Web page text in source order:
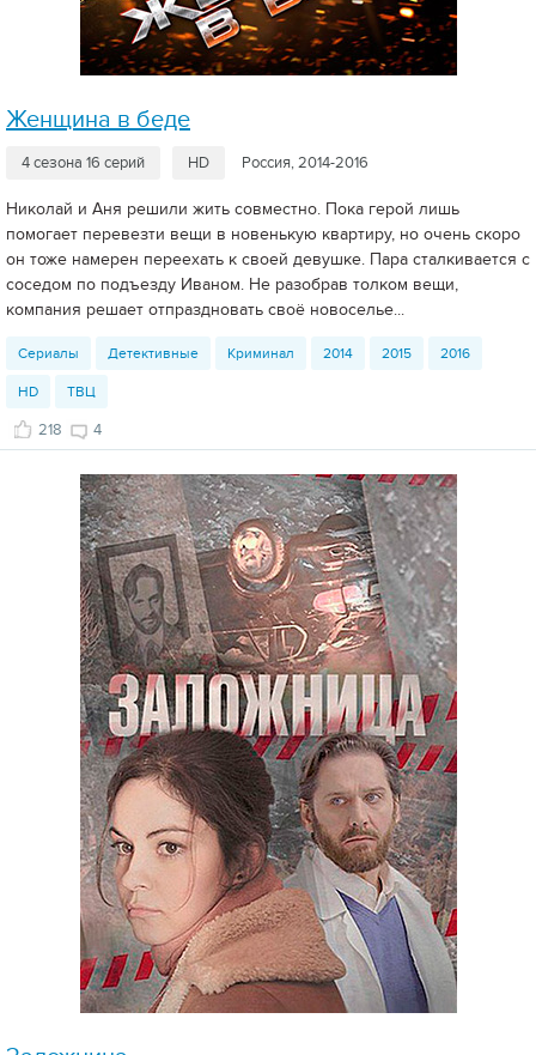
Женщина в беде
4 сезона 16 серий HD Россия, 2014-2016
Николай и Аня решили жить совместно. Пока герой лишь
помогает перевезти вещи в новенькую квартиру, но очень скоро
он тоже намерен переехать к своей девушке. Пара сталкивается с
соседом по подъезду Иваном. Не разобрав толком вещи,
компания решает отпраздновать своё новоселье...
Сериалы Детективные Криминал 2014 2015 2016
HD ТВЦ
218 4